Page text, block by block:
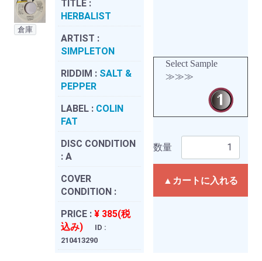
倉庫
TITLE :
HERBALIST
ARTIST :
SIMPLETON
RIDDIM : SALT &
PEPPER
LABEL : COLIN
FAT
DISC CONDITION
: A
COVER
CONDITION :
PRICE : ¥ 385(税
込み)
ID :
210413290
Select Sample
≫≫≫
数量
▲カートに入れる